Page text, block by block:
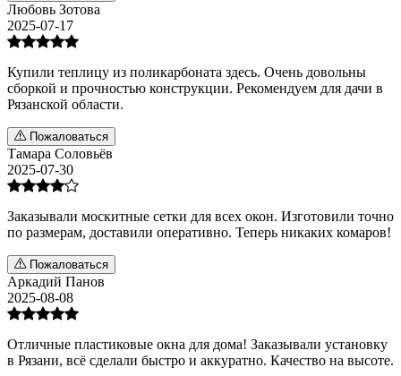
Любовь Зотова
2025-07-17
Купили теплицу из поликарбоната здесь. Очень довольны
сборкой и прочностью конструкции. Рекомендуем для дачи в
Рязанской области.
Пожаловаться
Тамара Соловьёв
2025-07-30
Заказывали москитные сетки для всех окон. Изготовили точно
по размерам, доставили оперативно. Теперь никаких комаров!
Пожаловаться
Аркадий Панов
2025-08-08
Отличные пластиковые окна для дома! Заказывали установку
в Рязани, всё сделали быстро и аккуратно. Качество на высоте.